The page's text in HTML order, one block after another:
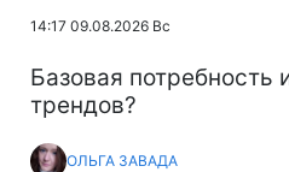
14:17 09.08.2026 Вс
Базовая потребность
трендов?
ОЛЬГА ЗАВАДА